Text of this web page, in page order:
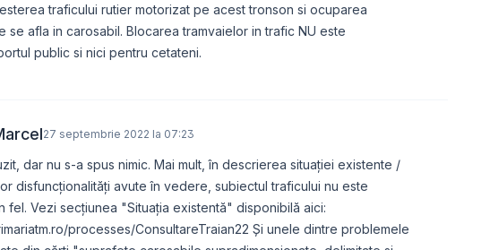
traficului rutier motorizat pe acest tronson si ocuparea
se afla in carosabil. Blocarea tramvaielor in trafic NU este
public si nici pentru cetateni.
27 septembrie 2022 la 07:23
dar nu s-a spus nimic. Mai mult, în descrierea situației existente /
disfuncționalități avute în vedere, subiectul traficului nu este
fel. Vezi secțiunea "Situația existentă" disponibilă aici:
processes/ConsultareTraian22 Și unele dintre problemele